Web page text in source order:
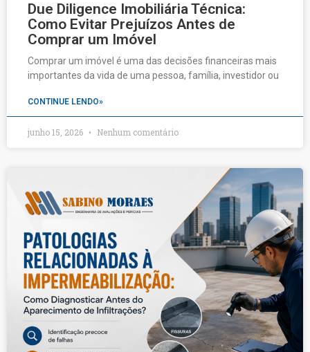
Due Diligence Imobiliária Técnica:
Como Evitar Prejuízos Antes de
Comprar um Imóvel
Comprar um imóvel é uma das decisões financeiras mais
importantes da vida de uma pessoa, família, investidor ou
CONTINUE LENDO»
junho 15, 2026 Nenhum comentário